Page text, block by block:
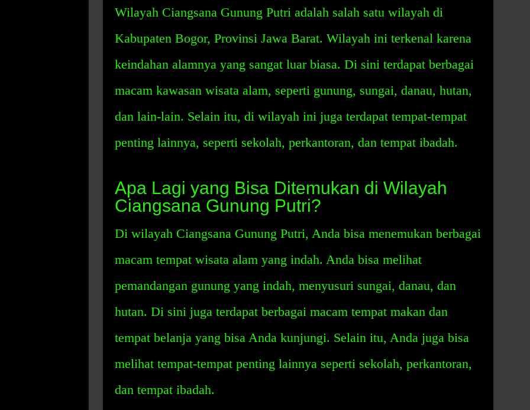
Wilayah Ciangsana Gunung Putri adalah salah satu wilayah di
Kabupaten Bogor, Provinsi Jawa Barat. Wilayah ini terkenal karena
keindahan alamnya yang sangat luar biasa. Di sini terdapat berbagai
macam kawasan wisata alam, seperti gunung, sungai, danau, hutan,
dan lain-lain. Selain itu, di wilayah ini juga terdapat tempat-tempat
penting lainnya, seperti sekolah, perkantoran, dan tempat ibadah.
Apa Lagi yang Bisa Ditemukan di Wilayah
Ciangsana Gunung Putri?
Di wilayah Ciangsana Gunung Putri, Anda bisa menemukan berbagai
macam tempat wisata alam yang indah. Anda bisa melihat
pemandangan gunung yang indah, menyusuri sungai, danau, dan
hutan. Di sini juga terdapat berbagai macam tempat makan dan
tempat belanja yang bisa Anda kunjungi. Selain itu, Anda juga bisa
melihat tempat-tempat penting lainnya seperti sekolah, perkantoran,
dan tempat ibadah.